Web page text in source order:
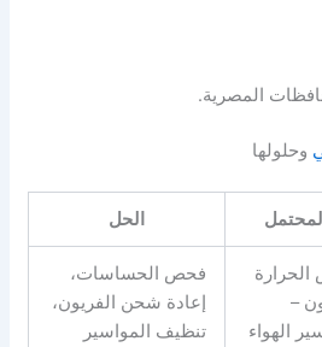
المصرية.
وحلولها
الحل
–
الهواء
فحص الحساسات،
إعادة شحن الفريون،
تنظيف المواسير